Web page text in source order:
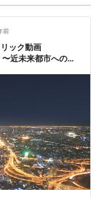
前
ック動画
近未来都市へのバ